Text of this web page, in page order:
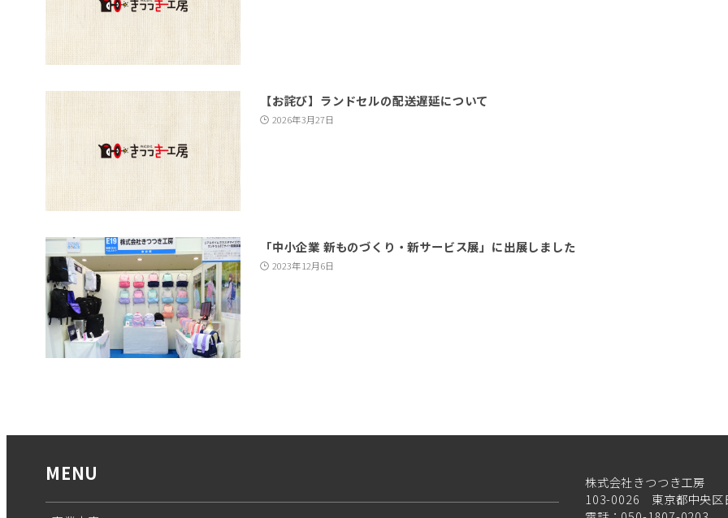
【お詫び】ランドセルの配送遅延について
2026年3月27日
「中小企業 新ものづくり・新サービス展」に出展しました
2023年12月6日
MENU
株式会社きつつき工房
103-0026 東京都中央区